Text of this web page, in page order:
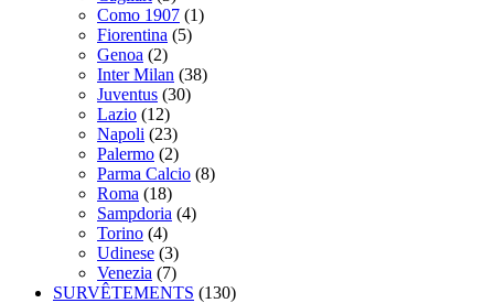
Como 1907 (1)
Fiorentina (5)
Genoa (2)
Inter Milan (38)
Juventus (30)
Lazio (12)
Napoli (23)
Palermo (2)
Parma Calcio (8)
Roma (18)
Sampdoria (4)
Torino (4)
Udinese (3)
Venezia (7)
SURVÊTEMENTS (130)